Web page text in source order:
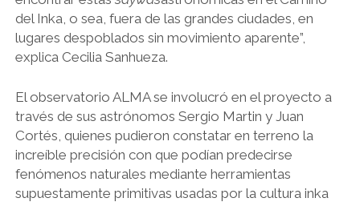
del Inka, o sea, fuera de las grandes ciudades, en
lugares despoblados sin movimiento aparente”,
explica Cecilia Sanhueza.
El observatorio ALMA se involucró en el proyecto a
través de sus astrónomos Sergio Martin y Juan
Cortés, quienes pudieron constatar en terreno la
increíble precisión con que podían predecirse
fenómenos naturales mediante herramientas
supuestamente primitivas usadas por la cultura inka